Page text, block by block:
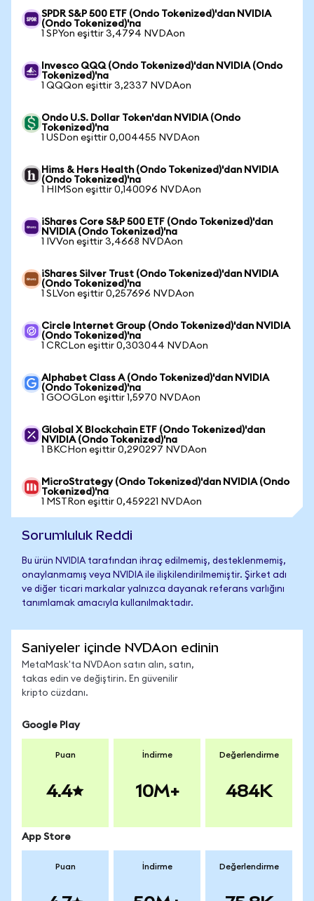
SPDR S&P 500 ETF (Ondo Tokenized)'dan NVIDIA
(Ondo Tokenized)'na
1 SPYon eşittir 3,4794 NVDAon
Invesco QQQ (Ondo Tokenized)'dan NVIDIA (Ondo
Tokenized)'na
1 QQQon eşittir 3,2337 NVDAon
Ondo U.S. Dollar Token'dan NVIDIA (Ondo
Tokenized)'na
1 USDon eşittir 0,004455 NVDAon
Hims & Hers Health (Ondo Tokenized)'dan NVIDIA
(Ondo Tokenized)'na
1 HIMSon eşittir 0,140096 NVDAon
iShares Core S&P 500 ETF (Ondo Tokenized)'dan
NVIDIA (Ondo Tokenized)'na
1 IVVon eşittir 3,4668 NVDAon
iShares Silver Trust (Ondo Tokenized)'dan NVIDIA
(Ondo Tokenized)'na
1 SLVon eşittir 0,257696 NVDAon
Circle Internet Group (Ondo Tokenized)'dan NVIDIA
(Ondo Tokenized)'na
1 CRCLon eşittir 0,303044 NVDAon
Alphabet Class A (Ondo Tokenized)'dan NVIDIA
(Ondo Tokenized)'na
1 GOOGLon eşittir 1,5970 NVDAon
Global X Blockchain ETF (Ondo Tokenized)'dan
NVIDIA (Ondo Tokenized)'na
1 BKCHon eşittir 0,290297 NVDAon
MicroStrategy (Ondo Tokenized)'dan NVIDIA (Ondo
Tokenized)'na
1 MSTRon eşittir 0,459221 NVDAon
Sorumluluk Reddi
Bu ürün NVIDIA tarafından ihraç edilmemiş, desteklenmemiş,
onaylanmamış veya NVIDIA ile ilişkilendirilmemiştir. Şirket adı
ve diğer ticari markalar yalnızca dayanak referans varlığını
tanımlamak amacıyla kullanılmaktadır.
Saniyeler içinde NVDAon edinin
MetaMask'ta NVDAon satın alın, satın,
takas edin ve değiştirin. En güvenilir
kripto cüzdanı.
Google Play
Puan
4.4
İndirme
10M+
Değerlendirme
484K
App Store
Puan İndirme Değerlendirme